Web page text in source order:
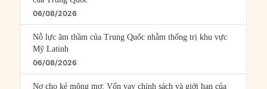
06/08/2026
Nỗ lực âm thầm của Trung Quốc nhằm thống trị khu vực
Mỹ Latinh
06/08/2026
Nợ cho kẻ mộng mơ: Vốn vay chính sách và giới hạn của